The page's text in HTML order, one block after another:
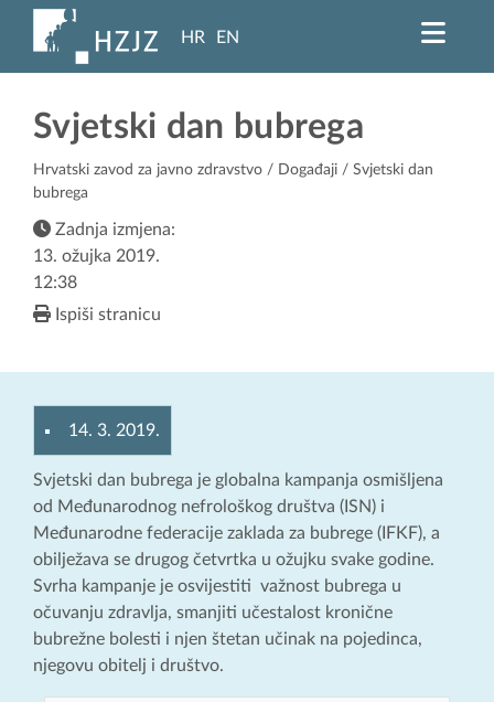
HR EN
Svjetski dan bubrega
Hrvatski zavod za javno zdravstvo / Događaji / Svjetski dan
bubrega
Zadnja izmjena:
13. ožujka 2019.
12:38
Ispiši stranicu
14. 3. 2019.
Svjetski dan bubrega je globalna kampanja osmišljena
od Međunarodnog nefrološkog društva (ISN) i
Međunarodne federacije zaklada za bubrege (IFKF), a
obilježava se drugog četvrtka u ožujku svake godine.
Svrha kampanje je osvijestiti važnost bubrega u
očuvanju zdravlja, smanjiti učestalost kronične
bubrežne bolesti i njen štetan učinak na pojedinca,
njegovu obitelj i društvo.